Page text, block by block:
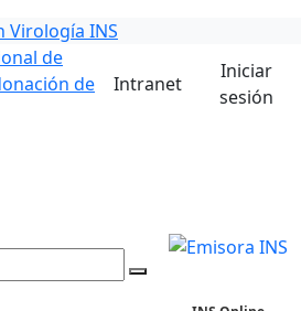
de
de
Intranet
Iniciar
sesión